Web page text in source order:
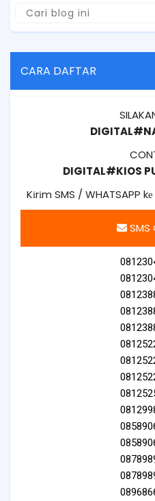
CARA DAFTAR
DIGITAL#KIOS
Kіrіm SMS / WHATSAPP